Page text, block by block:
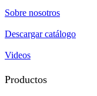
Sobre nosotros
Descargar catálogo
Videos
Productos